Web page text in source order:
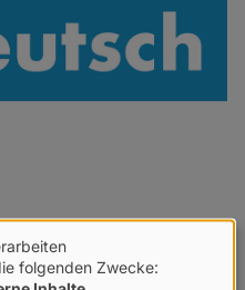
folgenden Zwecke: